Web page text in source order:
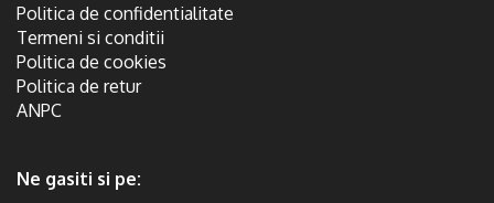
Politica de confidentialitate
Termeni si conditii
Politica de cookies
Politica de retur
ANPC
Ne gasiti si pe: